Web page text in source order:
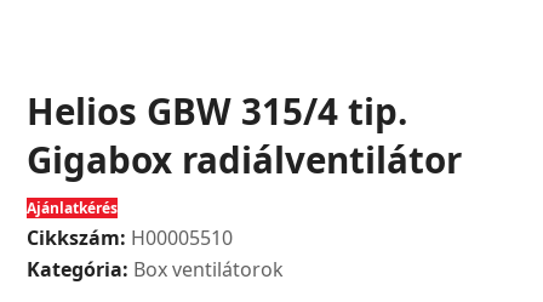
Helios GBW 315/4 tip.
Gigabox radiálventilátor
Ajánlatkérés
Cikkszám: H00005510
Kategória: Box ventilátorok